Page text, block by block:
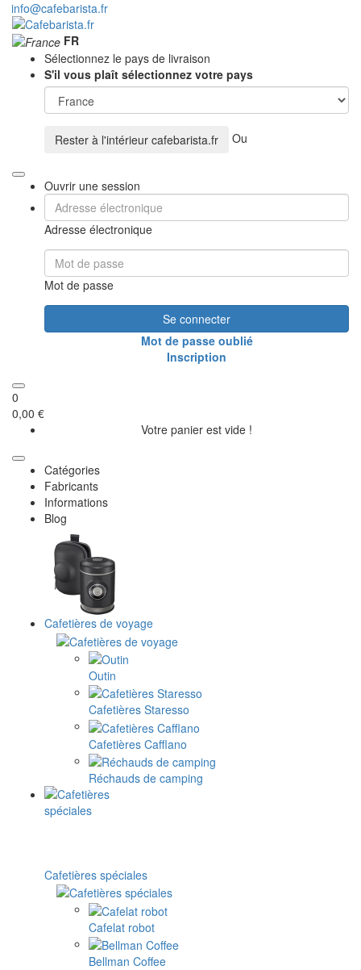
info@cafebarista.fr
FR
Sélectionnez le pays de livraison
S'il vous plaît sélectionnez votre pays
Rester à l'intérieur cafebarista.fr Ou
Ouvrir une session
Adresse électronique
Mot de passe
Se connecter
Mot de passe oublié
Inscription
0
0,00 €
Votre panier est vide !
Catégories
Fabricants
Informations
Blog
Cafetières de voyage
Outin
Cafetières Staresso
Cafetières Cafflano
Réchauds de camping
Cafetières spéciales
Cafelat robot
Bellman Coffee